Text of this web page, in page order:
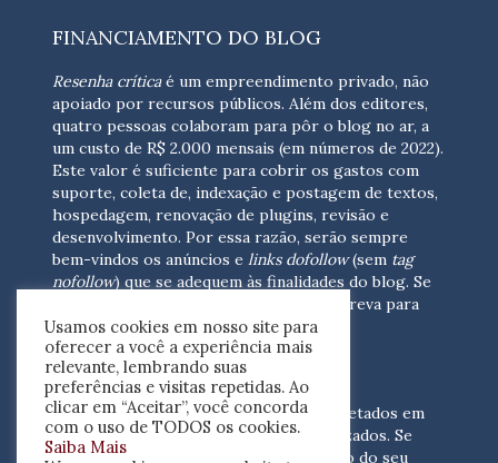
FINANCIAMENTO DO BLOG
Resenha críticaé um empreendimento privado, não
apoiado por recursos públicos. Além dos editores,
quatro pessoas colaboram para pôr o blog no ar, a
um custo de R$ 2.000 mensais (em números de 2022).
Este valor é suficiente para cobrir os gastos com
suporte, coleta de, indexação e postagem de textos,
hospedagem, renovação de plugins, revisão e
desenvolvimento. Por essa razão, serão sempre
bem-vindos os anúncios e links dofollow(sem tag
nofollow) que se adequem às finalidades do blog. Se
escreva para
nós(contato@resenhacritica.com.br)
FONTES E ACERVO
As resenhas, dossiês e sumários são coletados em
periódicos acadêmicos e sites especializados. Se
você tem interesse em divulgar o acervo do seu
Usamos cookies em nosso site para
oferecer a você a experiência mais
relevante, lembrando suas
preferências e visitas repetidas. Ao
clicar em “Aceitar”, você concorda
com o uso de TODOS os cookies.
Saiba Mais